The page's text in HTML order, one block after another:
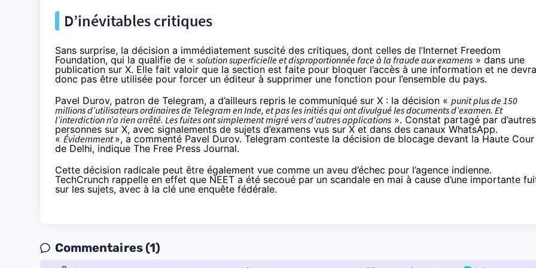
D’inévitables critiques
Sans surprise, la décision a immédiatement suscité des critiques, dont celles de l’Internet Freedom
Foundation, qui la qualifie de « solution superficielle et disproportionnée face à la fraude aux examens » dans une
publication sur X. Elle fait valoir que la section est faite pour bloquer l’accès à une information et ne
donc pas être utilisée pour forcer un éditeur à supprimer une fonction pour l’ensemble du pays.
Pavel Durov, patron de Telegram, a d’ailleurs repris le communiqué sur X : la décision « punit plus de 150
millions d’utilisateurs ordinaires de Telegram en Inde, et pas les initiés qui ont divulgué les documents d’examen. Et
l’interdiction n’a rien arrêté. Les fuites ont simplement migré vers d’autres applications ». Constat partagé par d’autres
personnes sur X, avec signalements de sujets d’examens vus sur X et dans des canaux WhatsApp.
« Évidemment», a commenté Pavel Durov. Telegram conteste la décision de blocage devant la Haute Cour
de Delhi, indique The Free Press Journal.
Cette décision radicale peut être également vue comme un aveu d’échec pour l’agence indienne.
TechCrunch rappelle en effet que NEET a été secoué par un scandale en mai à cause d’une importante
sur les sujets, avec à la clé une enquête fédérale.
Commentaires (1)